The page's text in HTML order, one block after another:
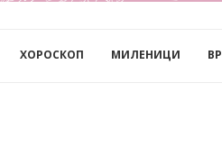
ХОРОСКОП МИЛЕНИЦИ